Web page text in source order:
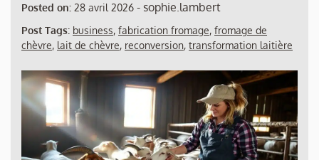
Posted on: 28 avril 2026 - sophie.lambert
Post Tags: business, fabrication fromage, fromage de
chèvre, lait de chèvre, reconversion, transformation laitière